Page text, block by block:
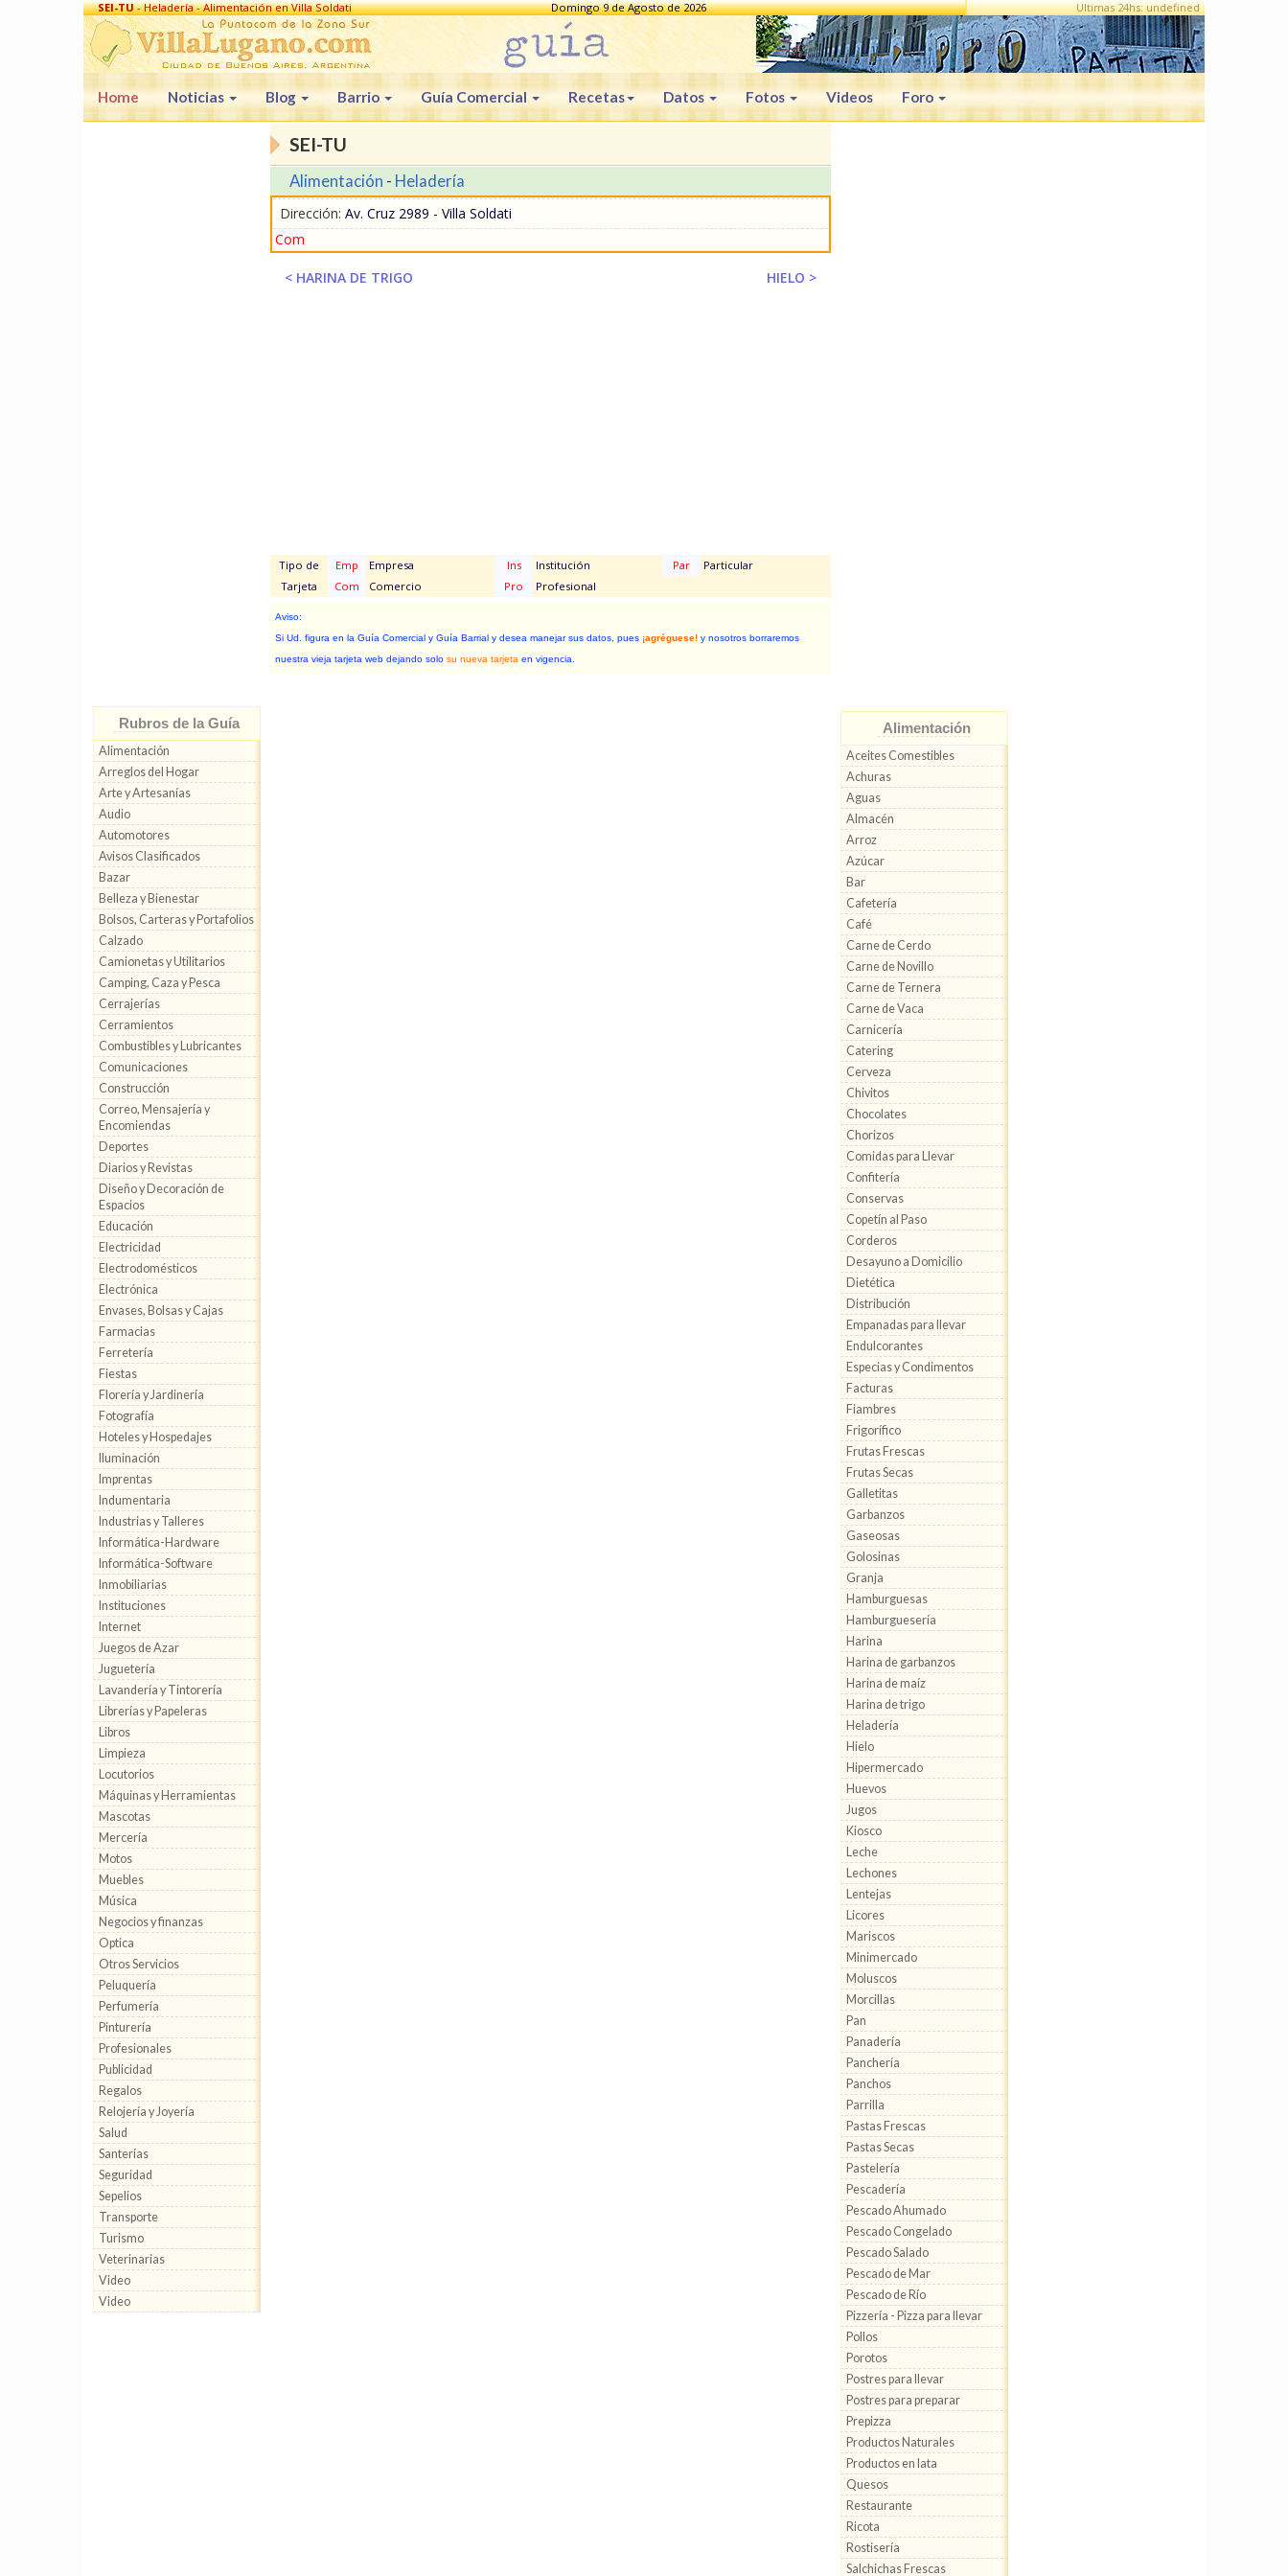
SEI-TU- Heladería - Alimentación en Villa Soldati Domingo 9 de Agosto de 2026 Ultimas 24hs: undefined
Home Noticias Blog Barrio Guía Comercial Recetas Datos Fotos Videos Foro
Rubros de la Guía
Alimentación
Arreglos del Hogar
Arte y Artesanías
Audio
Automotores
Avisos Clasificados
Bazar
Belleza y Bienestar
Bolsos, Carteras y Portafolios
Calzado
Camionetas y Utilitarios
Camping, Caza y Pesca
Cerrajerías
Cerramientos
Combustibles y Lubricantes
Comunicaciones
Construcción
Correo, Mensajería y
Encomiendas
Deportes
Diarios y Revistas
Diseño y Decoración de
Espacios
Educación
Electricidad
Electrodomésticos
Electrónica
Envases, Bolsas y Cajas
Farmacias
Ferretería
Fiestas
Florería y Jardinería
Fotografía
Hoteles y Hospedajes
Iluminación
Imprentas
Indumentaria
Industrias y Talleres
Informática-Hardware
Informática-Software
Inmobiliarias
Instituciones
Internet
Juegos de Azar
Juguetería
Lavandería y Tintorería
Librerías y Papeleras
Libros
Limpieza
Locutorios
Máquinas y Herramientas
Mascotas
Mercería
Motos
Muebles
Música
Negocios y finanzas
Optica
Otros Servicios
Peluquería
Perfumería
Pinturería
Profesionales
Publicidad
Regalos
Relojería y Joyería
Salud
Santerías
Seguridad
Sepelios
Transporte
Turismo
Veterinarias
Video
Video
SEI-TU
Alimentación - Heladería
Dirección: Av. Cruz 2989 - Villa Soldati
Com
< HARINA DE TRIGO HIELO >
Tipo de
Tarjeta
Emp Empresa Ins Institución Par
Particular
Com
Comercio Pro Profesional
Aviso:
Si Ud. figura en la Guía Comercial y Guía Barrial y desea manejar sus datos, pues ¡agréguese! y nosotros borraremos
nuestra vieja tarjeta web dejando solo su nueva tarjeta en vigencia.
Alimentación
Aceites Comestibles
Achuras
Aguas
Almacén
Arroz
Azúcar
Bar
Cafetería
Café
Carne de Cerdo
Carne de Novillo
Carne de Ternera
Carne de Vaca
Carnicería
Catering
Cerveza
Chivitos
Chocolates
Chorizos
Comidas para Llevar
Confitería
Conservas
Copetín al Paso
Corderos
Desayuno a Domicilio
Dietética
Distribución
Empanadas para llevar
Endulcorantes
Especias y Condimentos
Facturas
Fiambres
Frigorífico
Frutas Frescas
Frutas Secas
Galletitas
Garbanzos
Gaseosas
Golosinas
Granja
Hamburguesas
Hamburguesería
Harina
Harina de garbanzos
Harina de maíz
Harina de trigo
Heladería
Hielo
Hipermercado
Huevos
Jugos
Kiosco
Leche
Lechones
Lentejas
Licores
Mariscos
Minimercado
Moluscos
Morcillas
Pan
Panadería
Panchería
Panchos
Parrilla
Pastas Frescas
Pastas Secas
Pastelería
Pescadería
Pescado Ahumado
Pescado Congelado
Pescado Salado
Pescado de Mar
Pescado de Río
Pizzería - Pizza para llevar
Pollos
Porotos
Postres para llevar
Postres para preparar
Prepizza
Productos Naturales
Productos en lata
Quesos
Restaurante
Ricota
Rostisería
Salchichas Frescas